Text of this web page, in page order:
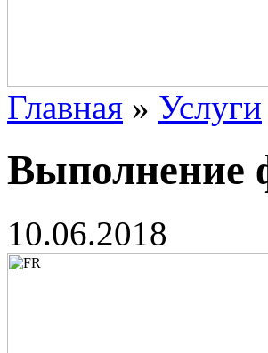
Главная » Услуги
Выполнение
10.06.2018